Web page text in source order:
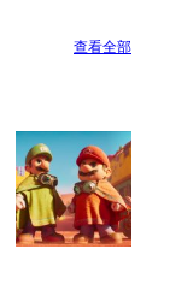
查看全部